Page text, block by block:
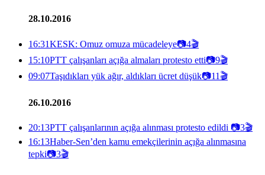
28.10.2016
16:31KESK: Omuz omuza mücadeleye📷4🎬
15:10PTT çalışanları açığa almaları protesto etti📷9🎬
09:07Taşıdıkları yük ağır, aldıkları ücret düşük📷11 🎬
26.10.2016
20:13PTT çalışanlarının açığa alınması protesto edildi 📷3🎬
16:13Haber-Sen’den kamu emekçilerinin açığa alınmasına
tepki📷3🎬